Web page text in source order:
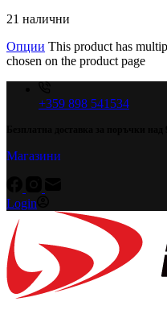
21 налични
Опции This product has
chosen on the product page
+359 898 541534
Магазини
Login